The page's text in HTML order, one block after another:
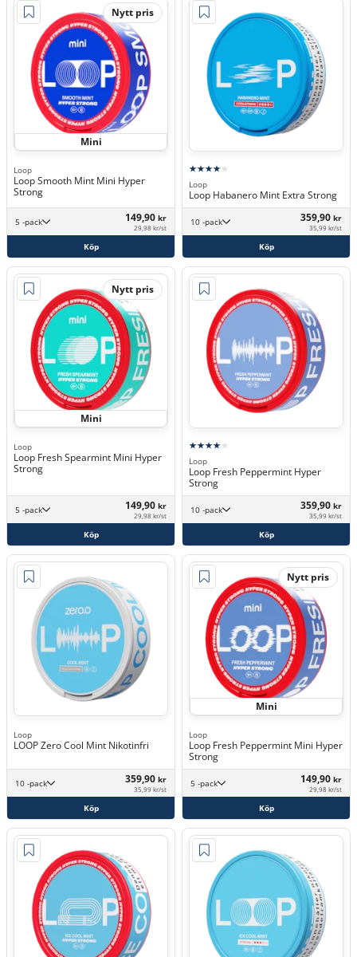
Nytt pris
Mini
Loop
Loop Smooth Mint Mini Hyper
Strong
5 -pack 149,90 kr
29,98 kr/st
Köp
Loop
Loop Habanero Mint Extra Strong
10 -pack 359,90 kr
35,99 kr/st
Köp
Nytt pris
Mini
Loop
Loop Fresh Spearmint Mini Hyper
Strong
5 -pack 149,90 kr
29,98 kr/st
Köp
Loop
Loop Fresh Peppermint Hyper
Strong
10 -pack 359,90 kr
35,99 kr/st
Köp
Loop
LOOP Zero Cool Mint Nikotinfri
10 -pack 359,90 kr
35,99 kr/st
Köp
Nytt pris
Mini
Loop
Loop Fresh Peppermint Mini Hyper
Strong
5 -pack 149,90 kr
29,98 kr/st
Köp